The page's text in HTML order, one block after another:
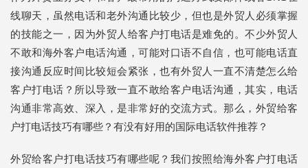
线聊天，虽然电话和老外沟通比较少，但也是外贸人必须掌握
的技能之一，因为外贸人给客户打电话是难免的。不少外贸人
不敢和海外客户电话沟通，可能对口语不自信，也可能电话直
接沟通反应时间比较短会紧张，也有外贸人一直不清楚怎么给
客户打电话？所以导致一直不敢给客户电话沟通，其实，电话
沟通非常高效、深入，是非常好的交流方式。那么，外贸给客
户打电话技巧有哪些？有没有好用的国际电话软件推荐？
外贸给客户打电话技巧有哪些呢？我们按照给海外客户打电话